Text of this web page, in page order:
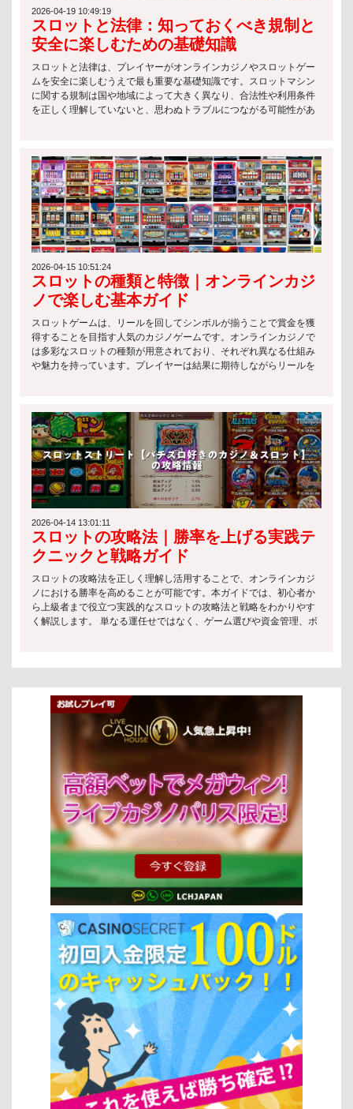
2026-04-19 10:49:19
スロットと法律：知っておくべき規制と
安全に楽しむための基礎知識
スロットと法律は、プレイヤーがオンラインカジノやスロットゲー
ムを安全に楽しむうえで最も重要な基礎知識です。スロットマシン
に関する規制は国や地域によって大きく異なり、合法性や利用条件
を正しく理解していないと、思わぬトラブルにつながる可能性があ
律上のポイントです： スロットマシンの運営には、各国の規制当局
によるライセンス取得が必要 違法に設置・提供されているスロット
の利用には罰則が科される場合がある 年齢制限や本人確認など、プ
レイヤー保護のためのルールが設けられている このようにスロット
と法律は密接に関係しており、単なる娯楽ではなく「ルールを理解
した上で楽しむゲーム」であることを意識することが重要です。 ス
ロットゲームの種類 クラシックスロット クラシックスロットは、最
もシンプルな構造を持つ伝統的なスロットゲームです。主に3リール
構成で、初心者でも理解しやすいのが特徴です。 主な特徴は以下の
通りです： シンプルなルールで直感的にプレイ可能 フルーツやBAR
などの基本シンボルが中心 配当は控えめだが、リスクも低い スロッ
トと法律の観点から見ても、こうした基本的なスロットは長年にわ
たり規制対象として安定的に運用されています。 ビデオスロット ビ
デオスロットは、現代的なグラフィックやアニメーションを活用し
た人気の高いタイプです。エンターテインメント性が非常に高く、
の観点では、これらのゲームもライセンス管理のもとで提供される
必要があり、公正性の確保が重視されています。 プログレッシブジ
ャックポットスロット プログレッシブジャックポットスロットは、
プレイヤーのベットが蓄積されて巨大な賞金プールを形成するタイ
プです。一攫千金のチャンスがある一方で、リスクも高いのが特徴
です。 主な特徴： プレイごとにジャックポットが増加 複数のプレ
イヤーで賞金が共有される仕組み 高リスク・高リターンのゲーム性
スロットと法律の枠組みでは、こうした高額賞金型ゲームは特に厳
格な監督のもとで運営されることが一般的です。 日本のスロットマ
シンの規制 法律による制約 スロットと法律の観点から見ると、日本
では以下のような制約が設けられています： スロットマシンは原則
として特定の施設でのみ利用可能 賭博行為は法律で禁止されてお
り、例外的に認められた環境のみ合法 運営には厳格な基準と行政の
監督が必要 このように、日本ではスロットと法律が密接に結びつい
ており、自由なプレイ環境は限定されています。 許可されたカジノ
アクセス制限 スロットと法律では、未成年者保護も重要な要素で
す。 多くの施設で18歳または20歳未満の入場が禁止 入場時には厳
格な本人確認が実施される ギャンブル依存防止のための啓発活動も
行われている このような仕組みにより、スロットと法律は安全性と
社会的責任を両立させています。 スロットゲームのプレイ方法 基本
的なプレイ手順 スロットゲームの基本的な流れは非常にシンプルで
す。以下の手順で進めます： 好みのスロットマシンを選択する ベッ
ト金額を設定する 「スピン」ボタンを押してリールを回す 結果に応
じて配当を受け取る この基本操作を理解することで、スロットと法
律の安全な環境の中で安心してプレイを始めることができます。
2026-04-15 10:51:24
スロットの種類と特徴｜オンラインカジ
ノで楽しむ基本ガイド
スロットゲームは、リールを回してシンボルが揃うことで賞金を獲
得することを目指す人気のカジノゲームです。オンラインカジノで
は多彩なスロットの種類が用意されており、それぞれ異なる仕組み
や魅力を持っています。プレイヤーは結果に期待しながらリールを
タイルに合ったスロットを選ぶことで、より満足度の高いゲーム体
験が可能になります。ここでは代表的なスロットの種類について解
説します。 クラシックスロット クラシックスロットは、伝統的な3
リール構成を採用したシンプルなスロットの種類です。操作が分か
りやすく、ルールも簡単なため、初心者に最適です。レトロなデザ
インやシンプルな配当システムが特徴で、気軽に楽しめます。 ビデ
オスロット ビデオスロットは、現代のオンラインカジノで最も人気
のあるスロットの種類です。5リール以上を採用し、美しいグラフィ
ックスやアニメーション、ストーリー性が魅力です。ボーナス機能
も豊富で、プレイヤーを飽きさせない設計になっています。 プログ
レッシブスロット プログレッシブスロットは、ジャックポットがプ
レイヤーのベットによって増加し続けるスロットの種類です。一度
の当選で非常に高額な賞金を獲得できる可能性があり、多くのプレ
イヤーに人気があります。夢のある一攫千金を狙いたい方におすす
めです。 スロットの遊び方 ベットの設定 スロットをプレイする際
ット: 自分で金額を調整できる柔軟な設定が可能です。 スピンの開
始 ベットを設定した後は、リールを回してゲームを進めます。ほと
んどのスロットの種類では、直感的な操作で簡単にスピンを開始で
きます。 スピンボタン: ボタンを押すことでリールが回転し、結果
が表示されます。 オートプレイ: 一定回数自動でスピンを行う機能
で、効率よくプレイできます。 ボーナス機能の活用 多くのスロット
の種類には、ゲームをより有利に進めるためのボーナス機能が搭載
されています。これらを理解して活用することで、獲得できる報酬
を増やすチャンスが広がります。 フリースピン: 無料でスピンでき
る機能で、追加の勝利チャンスを得られます。 マルチプライヤー:
配当を倍増させる機能で、高額当選を狙えます。 ボーナスラウンド:
特別なゲームモードで、通常よりも大きな報酬が期待できます。 こ
れらの基本操作と機能を理解することで、さまざまなスロットの種
類をより深く楽しむことができるでしょう。自分のスタイルに合っ
たプレイ方法を見つけて、効率よくゲームを進めてください。 人気
のスロットゲーム 代表的なゲームタイトル 特に人気の高いスロット
ゲームには、以下のようなタイトルがあります。 スターライトプリ
ンセス：幻想的な世界観と高いボーナス性能が魅力のスロットの種
類です。 フルーツパーティー：シンプルで分かりやすく、初心者に
もおすすめのスロットです。 バトルオブザグッズ：戦士や冒険をテ
ーマにした、演出が豊富なスロットとして人気があります。 ゲーム
プロバイダーの紹介 さまざまなスロットの種類を提供している開発
会社にも注目することで、より質の高いゲームを楽しめます。
Microgaming：業界を代表するプロバイダーで、多彩なスロットの
種類を展開しています。 NetEnt：革新的な機能と高品質なデザイン
で知られています。 Play’n GO：モバイル対応に優れ、遊びやすい
スロットの種類が豊富です。 新作スロットゲームのトレンド 近年の
スロットの種類には、最新技術を活用したトレンドが反映されてい
ます。 ビデオスロットの進化：ストーリー性のある演出が強化され
2026-04-14 13:01:11
スロットの攻略法｜勝率を上げる実践テ
クニックと戦略ガイド
スロットの攻略法を正しく理解し活用することで、オンラインカジ
ノにおける勝率を高めることが可能です。本ガイドでは、初心者か
ら上級者まで役立つ実践的なスロットの攻略法と戦略をわかりやす
く解説します。 単なる運任せではなく、ゲーム選びや資金管理、ボ
は、プレイヤーがレバーやボタンを操作して回転するリール上のシ
ンボルを揃えることを目的としたカジノゲームです。シンプルなル
ールと運の要素が特徴ですが、スロットの攻略法を理解すること
で、より効率的なプレイを目指すことができます。初心者でも始め
やすく、多くのプレイヤーに親しまれています。 スロットゲームの
種類 スロットにはさまざまな種類があり、それぞれ異なる特徴を持
っています。スロットの攻略法を実践するためには、これらの違い
を理解することが重要です。 クラシックスロット：伝統的な3リー
ル形式で、シンプルなゲーム性が特徴 ビデオスロット：5リール以
上で多彩な演出やボーナス機能を搭載 プログレッシブジャックポッ
ト：プレイごとに賞金が増加し、大きな当たりが狙える 3Dスロッ
ト：高品質なグラフィックと没入感のある演出が魅力 オンラインス
ロットとランドカジノの違い オンラインスロットとランドカジノに
は、それぞれ異なるメリットがあります。スロットの攻略法を活か
すには、自分に合った環境を選ぶことも重要です。 特徴 オンライン
スロット ランドカジノ アクセス いつでもどこでもプレイ可能 特定
の場所でプレイ ボーナス 豊富な特典やプロモーション 基本的に特
典は少ない 環境 自宅など快適な環境 リアルなカジノ体験 スロット
の攻略法を正しく理解し、ゲームの種類やプレイ環境を選択するこ
とで、自分に最適なスタイルで楽しみながら勝率向上を目指すこと
ができます。 スロットの人気の理由 簡単なプレイ方法 スロットは
シンプルな操作性が魅力で、多くのプレイヤーに支持されていま
す。複雑なルールを覚える必要がなく、初心者でもすぐに楽しめる
点が特徴です。また、スロットの攻略法を理解することで、より効
率的にゲームを進めることも可能になります。 ルールがシンプルで
直感的にプレイできる すぐにゲームを開始できる手軽さ フリースピ
ンやボーナス機能など追加要素が豊富 ジャックポットの魅力 スロッ
トの大きな魅力の一つがジャックポットです。高額賞金を狙える点
が、多くのプレイヤーを惹きつけています。スロットの攻略法を活